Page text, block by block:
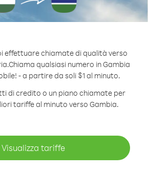
effettuare chiamate di qualità verso
Chiama qualsiasi numero in Gambia
- a partire da soli $1 al minuto.
di credito o un piano chiamate per
tariffe al minuto verso Gambia.
Visualizza tariffe